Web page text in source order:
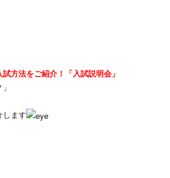
方法をご紹介！「入試説明会」
します